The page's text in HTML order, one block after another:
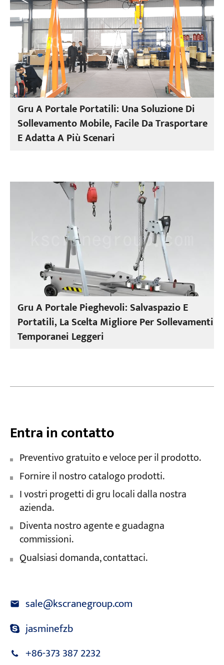
Gru A Portale Portatili: Una Soluzione Di
Sollevamento Mobile, Facile Da Trasportare
E Adatta A Più Scenari
Gru A Portale Pieghevoli: Salvaspazio E
Portatili, La Scelta Migliore Per Sollevamenti
Temporanei Leggeri
Entra in contatto
Preventivo gratuito e veloce per il prodotto.
Fornire il nostro catalogo prodotti.
I vostri progetti di gru locali dalla nostra
azienda.
Diventa nostro agente e guadagna
commissioni.
Qualsiasi domanda, contattaci.
sale@kscranegroup.com
jasminefzb
+86-373 387 2232